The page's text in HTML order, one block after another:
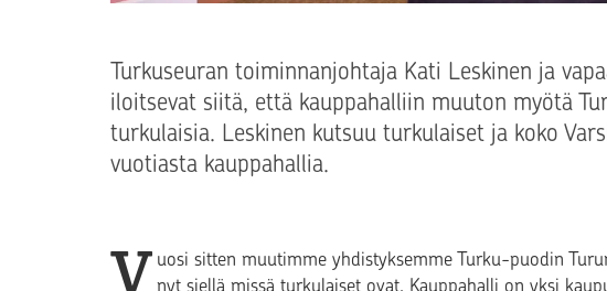
Turkuseuran toiminnanjohtaja Kati Leskinen ja
iloitsevat siitä, että kauppahalliin muuton myötä
turkulaisia. Leskinen kutsuu turkulaiset ja koko
vuotiasta kauppahallia.
V uosi sitten muutimme yhdistyksemme Turku-puodin
nyt siellä missä turkulaiset ovat. Kauppahalli on yksi